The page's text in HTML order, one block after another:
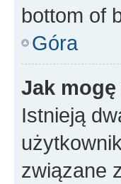
bottom of
Góra
Jak
Istnieją
związane